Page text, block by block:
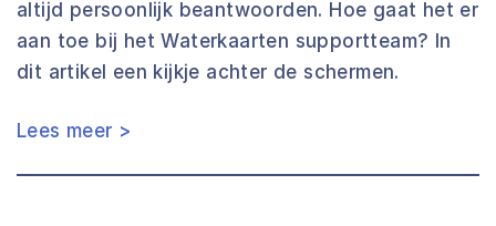
altijd persoonlijk beantwoorden. Hoe gaat het er
aan toe bij het Waterkaarten supportteam? In
dit artikel een kijkje achter de schermen.
Lees meer >